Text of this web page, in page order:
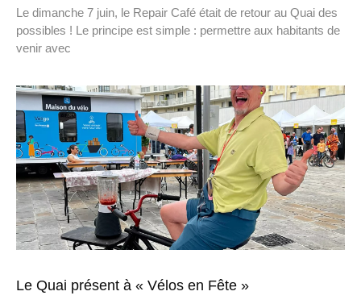
Le dimanche 7 juin, le Repair Café était de retour au Quai des
possibles ! Le principe est simple : permettre aux habitants de
venir avec
Le Quai présent à « Vélos en Fête »